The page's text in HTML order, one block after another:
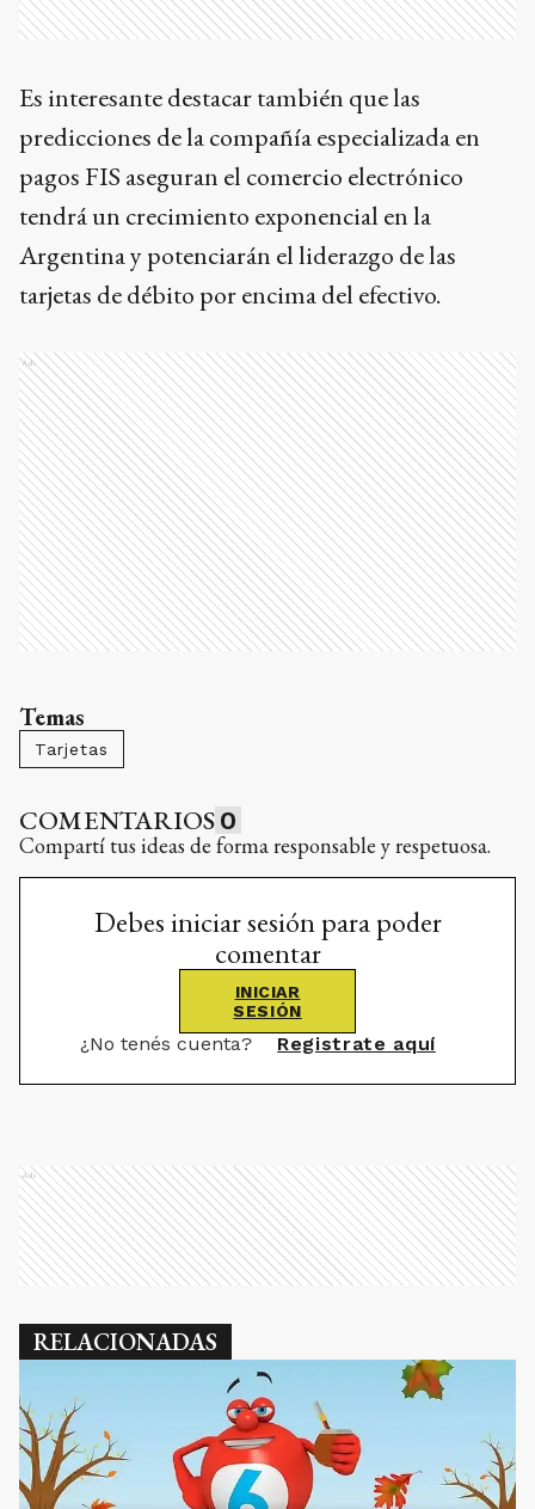
Es interesante destacar también que las
predicciones de la compañía especializada en
pagos FIS aseguran el comercio electrónico
tendrá un crecimiento exponencial en la
Argentina y potenciarán el liderazgo de las
tarjetas de débito por encima del efectivo.
Ads
Temas
Tarjetas
COMENTARIOS 0
Compartí tus ideas de forma responsable y respetuosa.
Debes iniciar sesión para poder
comentar
INICIAR
SESIÓN
¿No tenés cuenta? Registrate aquí
Ads
RELACIONADAS